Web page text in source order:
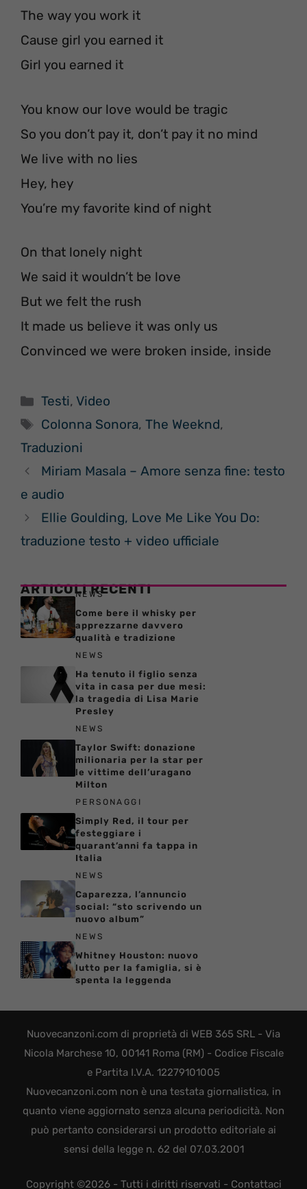
The way you work it
Cause girl you earned it
Girl you earned it
You know our love would be tragic
So you don’t pay it, don’t pay it no mind
We live with no lies
Hey, hey
You’re my favorite kind of night
On that lonely night
We said it wouldn’t be love
But we felt the rush
It made us believe it was only us
Convinced we were broken inside, inside
Categorie
Testi,Video
Tag
Colonna Sonora,The Weeknd,
Traduzioni
Miriam Masala – Amore senza fine: testo
e audio
Ellie Goulding, Love Me Like You Do:
traduzione testo + video ufficiale
ARTICOLI RECENTI
NEWS
Come bere il whisky per
apprezzarne davvero
qualità e tradizione
NEWS
Ha tenuto il figlio senza
vita in casa per due mesi:
la tragedia di Lisa Marie
Presley
NEWS
Taylor Swift: donazione
milionaria per la star per
le vittime dell’uragano
Milton
PERSONAGGI
Simply Red, il tour per
festeggiare i
quarant’anni fa tappa in
Italia
NEWS
Caparezza, l’annuncio
social: “sto scrivendo un
nuovo album”
NEWS
Whitney Houston: nuovo
lutto per la famiglia, si è
spenta la leggenda
Nuovecanzoni.com di proprietà di WEB 365 SRL - Via
Nicola Marchese 10, 00141 Roma (RM) - Codice Fiscale
e Partita I.V.A. 12279101005
Nuovecanzoni.com non è una testata giornalistica, in
quanto viene aggiornato senza alcuna periodicità. Non
può pertanto considerarsi un prodotto editoriale ai
sensi della legge n. 62 del 07.03.2001
Copyright ©2026 - Tutti i diritti riservati - Contattaci